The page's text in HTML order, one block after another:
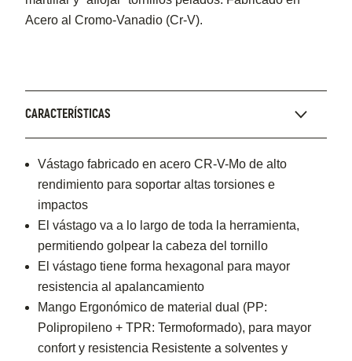
Acero al Cromo-Vanadio (Cr-V).
CARACTERÍSTICAS
Vástago fabricado en acero CR-V-Mo de alto
rendimiento para soportar altas torsiones e
impactos
El vástago va a lo largo de toda la herramienta,
permitiendo golpear la cabeza del tornillo
El vástago tiene forma hexagonal para mayor
resistencia al apalancamiento
Mango Ergonómico de material dual (PP:
Polipropileno + TPR: Termoformado), para mayor
confort y resistencia Resistente a solventes y